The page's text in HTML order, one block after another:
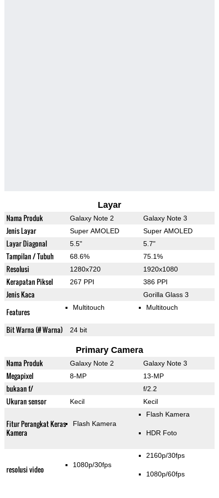
Layar
Nama Produk Galaxy Note 2 Galaxy Note 3
Jenis Layar Super AMOLED Super AMOLED
Layar Diagonal 5.5" 5.7"
Tampilan / Tubuh 68.6% 75.1%
Resolusi 1280x720 1920x1080
Kerapatan Piksel 267 PPI 386 PPI
Jenis Kaca Gorilla Glass 3
Features Multitouch Multitouch
Bit Warna (# Warna) 24 bit
Primary Camera
Nama Produk Galaxy Note 2 Galaxy Note 3
Megapixel 8-MP 13-MP
bukaan f/ f/2.2
Ukuran sensor Kecil Kecil
Fitur Perangkat Keras
Kamera
Flash Kamera
Flash Kamera
HDR Foto
resolusi video 1080p/30fps
2160p/30fps
1080p/60fps